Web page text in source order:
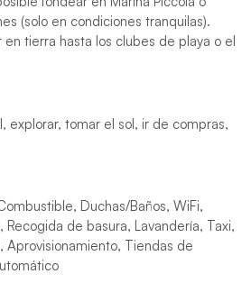
(solo en condiciones tranquilas).
en tierra hasta los clubes de playa o el
explorar, tomar el sol, ir de compras,
Duchas/Baños, WiFi,
Recogida de basura, Lavandería, Taxi,
Aprovisionamiento, Tiendas de